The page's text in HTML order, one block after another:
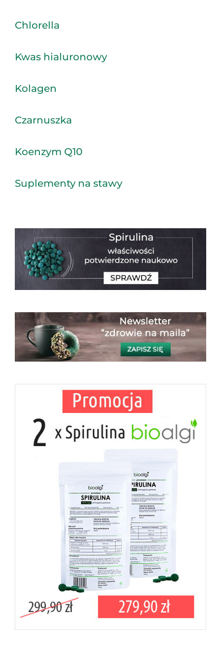
Chlorella
Kwas hialuronowy
Kolagen
Czarnuszka
Koenzym Q10
Suplementy na stawy